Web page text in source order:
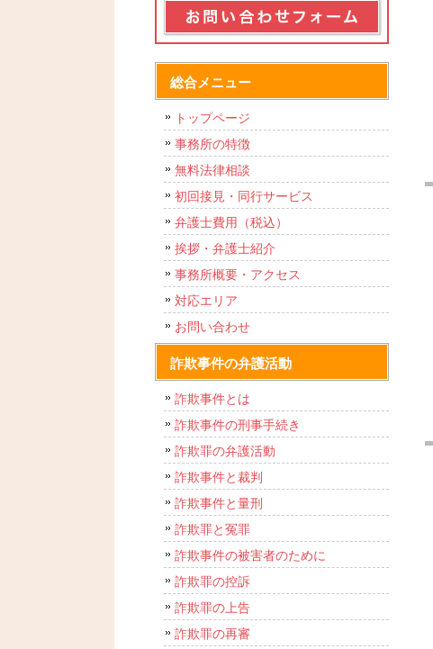
総合メニュー
トップページ
事務所の特徴
無料法律相談
初回接見・同行サービス
弁護士費用（税込）
挨拶・弁護士紹介
事務所概要・アクセス
対応エリア
お問い合わせ
詐欺事件の弁護活動
詐欺事件とは
詐欺事件の刑事手続き
詐欺罪の弁護活動
詐欺事件と裁判
詐欺事件と量刑
詐欺罪と冤罪
詐欺事件の被害者のために
詐欺罪の控訴
詐欺罪の上告
詐欺罪の再審